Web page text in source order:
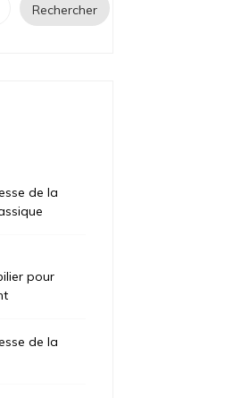
Rechercher
de la
pour
de la